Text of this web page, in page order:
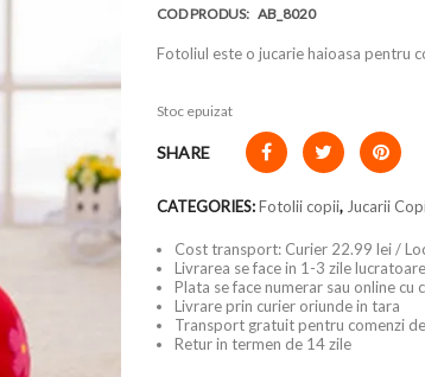
COD PRODUS: AB_8020
Fotoliul este o jucarie haioasa pentru
Stoc epuizat
SHARE
CATEGORIES:Fotolii copii, Jucarii
Cost transport: Curier 22.99 lei /
Livrarea se face in 1-3 zile lucratoare
Plata se face numerar sau online cu
Livrare prin curier oriunde in tara
Transport gratuit pentru comenzi
Retur in termen de 14 zile